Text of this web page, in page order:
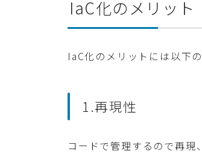
IaC化のメリット
IaC化のメリットには以下
1.再現性
コードで管理するので再現